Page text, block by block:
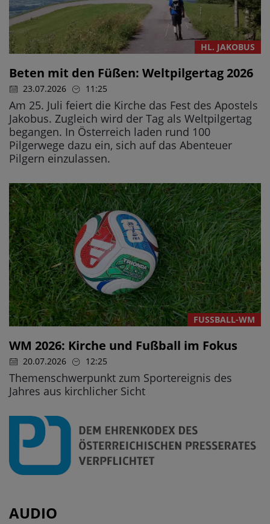
HL. JAKOBUS
Beten mit den Füßen: Weltpilgertag 2026
23.07.2026 11:25
Am 25. Juli feiert die Kirche das Fest des Apostels
Jakobus. Zugleich wird der Tag als Weltpilgertag
begangen. In Österreich laden rund 100
Pilgerwege dazu ein, sich auf das Abenteuer
Pilgern einzulassen.
FUSSBALL-WM
WM 2026: Kirche und Fußball im Fokus
20.07.2026 12:25
Themenschwerpunkt zum Sportereignis des
Jahres aus kirchlicher Sicht
AUDIO